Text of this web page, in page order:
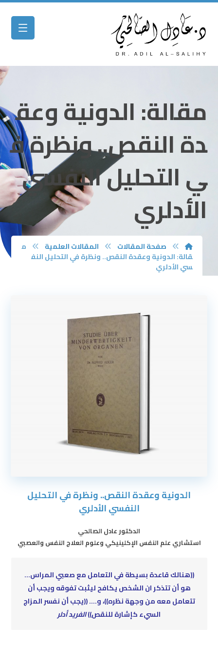
مقالة: الدونية وعق
دة النقص.. ونظرة ف
ي التحليل النفسي
الأدلري
صفحة المقالات المقالات العلمية
م
قالة: الدونية وعقدة النقص.. ونظرة في التحليل النف
سي الأدلري
الدونية وعقدة النقص.. ونظرة في التحليل
النفسي الأدلري
الدكتور عادل الصالحي
استشاري علم النفس الإكلينيكي وعلوم العلاج النفس والعصبي
((هنالك قاعدة بسيطة في التعامل مع صعبي المراس…
هو أن تتذكر ان الشخص يكافح ليثبت تفوقه ويجب أن
تتعامل معه من وجهة نظره))، و…. ((يجب أن نفسر المزاج
السيء كإشارة للنقص))الفريد أدلر